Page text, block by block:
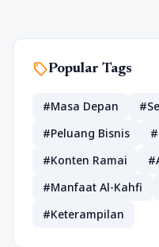
sellPopular Tags
#Masa Depan
#Peluang Bisnis
#Konten Ramai
#Manfaat Al-Kahfi
#Keterampilan